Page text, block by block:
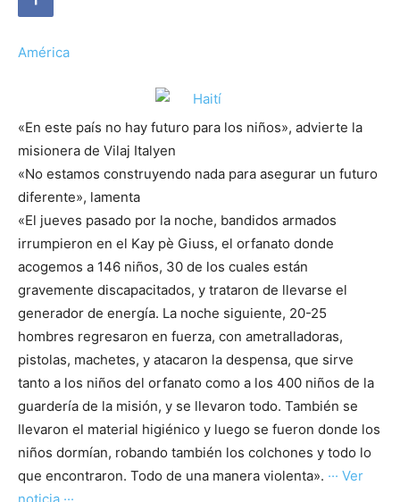
América
«En este país no hay futuro para los niños», advierte la
misionera de Vilaj Italyen
«No estamos construyendo nada para asegurar un futuro
diferente», lamenta
«El jueves pasado por la noche, bandidos armados
irrumpieron en el Kay pè Giuss, el orfanato donde
acogemos a 146 niños, 30 de los cuales están
gravemente discapacitados, y trataron de llevarse el
generador de energía. La noche siguiente, 20-25
hombres regresaron en fuerza, con ametralladoras,
pistolas, machetes, y atacaron la despensa, que sirve
tanto a los niños del orfanato como a los 400 niños de la
guardería de la misión, y se llevaron todo. También se
llevaron el material higiénico y luego se fueron donde los
niños dormían, robando también los colchones y todo lo
que encontraron. Todo de una manera violenta». ··· Ver